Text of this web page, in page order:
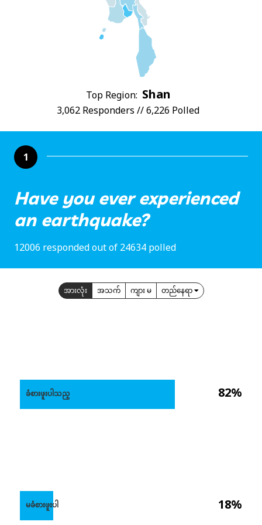
Top Region: Shan
3,062 Responders // 6,226 Polled
1
Have you ever experienced
an earthquake?
12006 responded out of 24634 polled
အားလုံး အသက် ကျား မ တည်နေရာ
82%
18%
ခံစားဖူးပါသည္
မခံစားဖူးပါ